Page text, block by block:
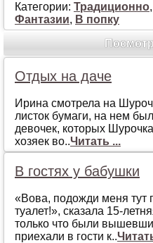
Категории: Традиционно,
Фантазии, В попку
Отдых на даче
Ирина смотрела на
листок бумаги, на нем
девочек, которых
хозяек во..Читать ...
В гостях у бабушки
«Вова, подожди меня тут
туалет!», сказала 15-
только что были
приехали в гости к..